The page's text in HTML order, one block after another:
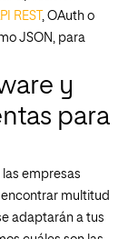
REST , OAuth o
JSON, para
y
para
empresas
multitud
adaptarán a tus